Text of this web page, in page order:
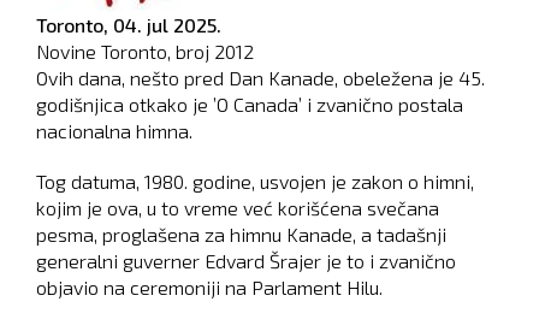
Toronto, 04. jul 2025.
Novine Toronto, broj 2012
Ovih dana, nešto pred Dan Kanade, obeležena je 45.
godišnjica otkako je ’O Canada’ i zvanično postala
nacionalna himna.
Tog datuma, 1980. godine, usvojen je zakon o himni,
kojim je ova, u to vreme već korišćena svečana
pesma, proglašena za himnu Kanade, a tadašnji
generalni guverner Edvard Šrajer je to i zvanično
objavio na ceremoniji na Parlament Hilu.